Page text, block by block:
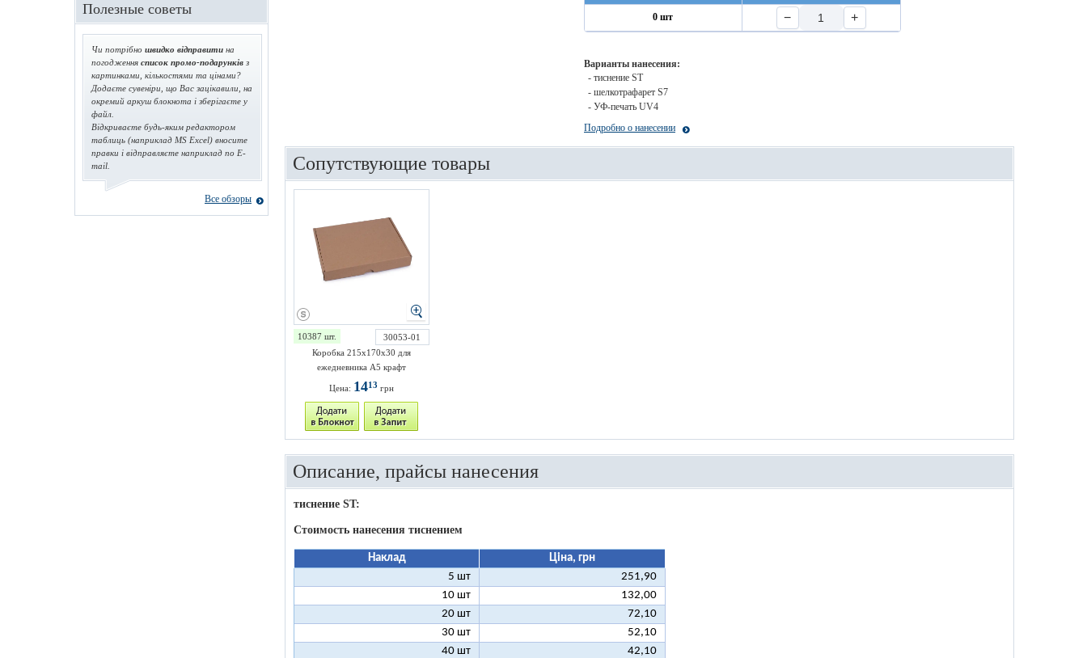
0 шт − +
Варианты нанесения:
- тиснение ST
- шелкотрафарет S7
- УФ-печать UV4
Подробно о нанесении
Сопутствующие товары
10387 шт.
30053-01
Коробка 215х170х30 для
ежедневника А5 крафт
Цена: 1413 грн
Описание, прайсы нанесения
тиснение ST:
Стоимость нанесения тиснением
Наклад
Ціна, грн
5 шт
251,90
10 шт
132,00
20 шт
72,10
30 шт
52,10
40 шт
42,10
Полезные советы
Чи потрібно швидко відправити на
погодження список промо-подарунків з
картинками, кількостями та цінами?
Додаєте сувеніри, що Вас зацікавили, на
окремий аркуш блокнота і зберігаєте у
файл.
Відкриваєте будь-яким редактором
таблиць (наприклад MS Excel) вносите
правки і відправляєте наприклад по E-
mail.
Все обзоры